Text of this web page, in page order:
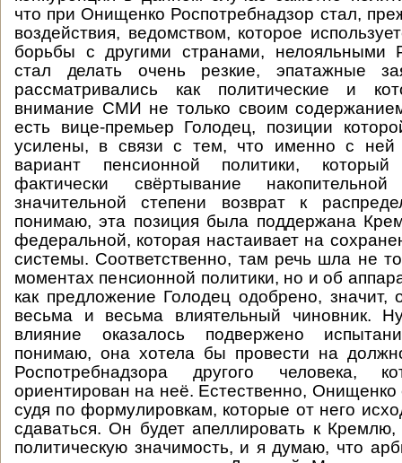
что при Онищенко Роспотребнадзор стал,
воздействия, ведомством, которое
борьбы с другими странами, нелояльными
стал делать очень резкие, эпатажные
рассматривались как политические и
внимание СМИ не только своим
есть вице-премьер Голодец, позиции
усилены, в связи с тем, что именно с ней
вариант пенсионной политики, который
фактически свёртывание
значительной степени возврат к
понимаю, эта позиция была поддержана
федеральной, которая настаивает на
системы. Соответственно, там речь шла не
моментах пенсионной политики, но и об
как предложение Голодец одобрено, значит,
весьма и весьма влиятельный чиновник.
влияние оказалось подвержено
понимаю, она хотела бы провести на
Роспотребнадзора другого
ориентирован на неё. Естественно, Онищенко
судя по формулировкам, которые от него
сдаваться. Он будет апеллировать к
политическую значимость, и я думаю, что